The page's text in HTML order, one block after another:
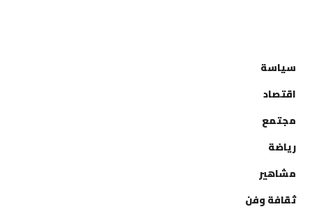
سياسة
اقتصاد
مجتمع
رياضة
مشاهير
ثقافة وفن